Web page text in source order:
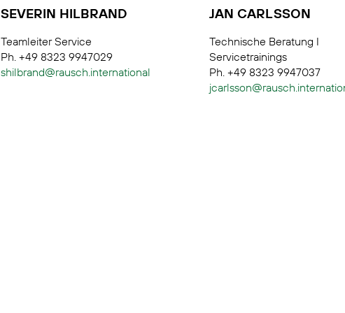
SEVERIN HILBRAND
Teamleiter Service
Ph. +49 8323 9947029
shilbrand@rausch.international
JAN CARLSSON
Technische Beratung I
Servicetrainings
Ph. +49 8323 9947037